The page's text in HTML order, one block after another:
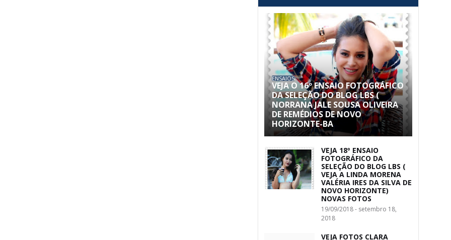
ENSAIOS
VEJA O 16º ENSAIO FOTOGRÁFICO
DA SELEÇÃO DO BLOG LBS (
NORRANA JALE SOUSA OLIVEIRA
DE REMÉDIOS DE NOVO
HORIZONTE-BA
VEJA 18º ENSAIO
FOTOGRÁFICO DA
SELEÇÃO DO BLOG LBS (
VEJA A LINDA MORENA
VALÉRIA IRES DA SILVA DE
NOVO HORIZONTE)
NOVAS FOTOS
19/09/2018 - setembro 18,
2018
VEJA FOTOS CLARA